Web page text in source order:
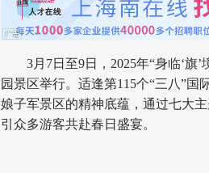
3月7日至9日，2025年“身临‘旗’
园景区举行。适逢第115个“三八”
娘子军景区的精神底蕴，通过七大
引众多游客共赴春日盛宴。